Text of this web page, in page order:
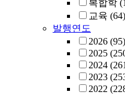
복합학
교육 (64)
발행연도
2026 (95)
2025
2024
2023
2022